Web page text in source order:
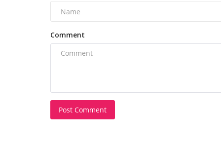
Comment
Post Comment